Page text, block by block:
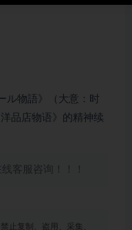
ル物語》（大意：时
品店物语》的精神续
客服咨询！！！
止复制、盗用、采集、